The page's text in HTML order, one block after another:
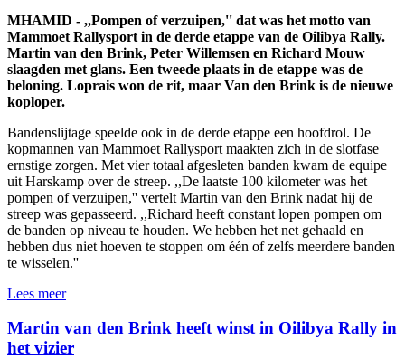
MHAMID - ,,Pompen of verzuipen,'' dat was het motto van
Mammoet Rallysport in de derde etappe van de Oilibya Rally.
Martin van den Brink, Peter Willemsen en Richard Mouw
slaagden met glans. Een tweede plaats in de etappe was de
beloning. Loprais won de rit, maar Van den Brink is de nieuwe
koploper.
Bandenslijtage speelde ook in de derde etappe een hoofdrol. De
kopmannen van Mammoet Rallysport maakten zich in de slotfase
ernstige zorgen. Met vier totaal afgesleten banden kwam de equipe
uit Harskamp over de streep. ,,De laatste 100 kilometer was het
pompen of verzuipen,'' vertelt Martin van den Brink nadat hij de
streep was gepasseerd. ,,Richard heeft constant lopen pompen om
de banden op niveau te houden. We hebben het net gehaald en
hebben dus niet hoeven te stoppen om één of zelfs meerdere banden
te wisselen.''
Lees meer
Martin van den Brink heeft winst in Oilibya Rally in
het vizier